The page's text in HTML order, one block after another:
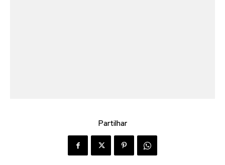
Partilhar